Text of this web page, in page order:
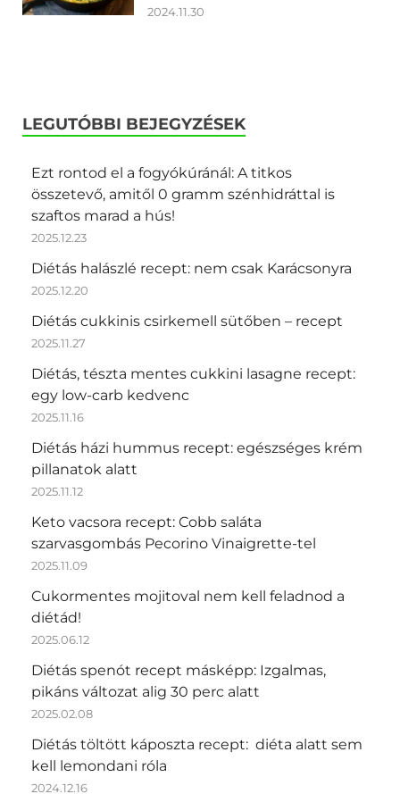
2024.11.30
LEGUTÓBBI BEJEGYZÉSEK
Ezt rontod el a fogyókúránál: A titkos
összetevő, amitől 0 gramm szénhidráttal is
szaftos marad a hús!
2025.12.23
Diétás halászlé recept: nem csak Karácsonyra
2025.12.20
Diétás cukkinis csirkemell sütőben – recept
2025.11.27
Diétás, tészta mentes cukkini lasagne recept:
egy low-carb kedvenc
2025.11.16
Diétás házi hummus recept: egészséges krém
pillanatok alatt
2025.11.12
Keto vacsora recept: Cobb saláta
szarvasgombás Pecorino Vinaigrette-tel
2025.11.09
Cukormentes mojitoval nem kell feladnod a
diétád!
2025.06.12
Diétás spenót recept másképp: Izgalmas,
pikáns változat alig 30 perc alatt
2025.02.08
Diétás töltött káposzta recept: diéta alatt sem
kell lemondani róla
2024.12.16